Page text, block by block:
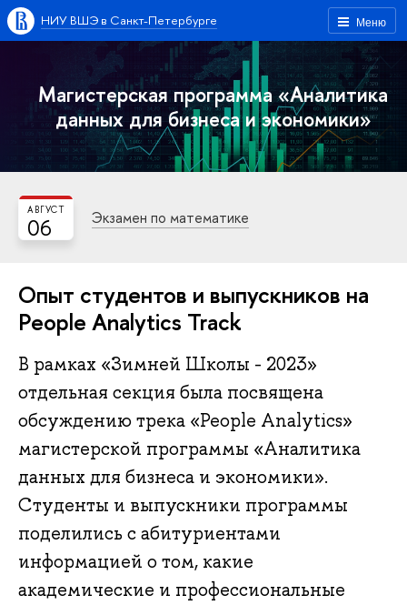
Меню
НИУ ВШЭ в Санкт-Петербурге
Магистерская программа «Аналитика
данных для бизнеса и экономики»
06
АВГУСТ Экзамен по математике
Опыт студентов и выпускников на
People Analytics Track
В рамках «Зимней Школы - 2023»
отдельная секция была посвящена
обсуждению трека «People Analytics»
магистерской программы «Аналитика
данных для бизнеса и экономики».
Студенты и выпускники программы
поделились с абитуриентами
информацией о том, какие
академические и профессиональные